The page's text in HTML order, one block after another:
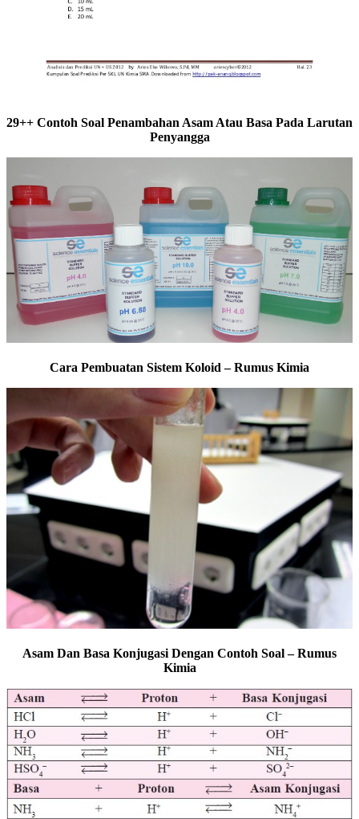
29++ Contoh Soal Penambahan Asam Atau Basa Pada Larutan
Penyangga
Cara Pembuatan Sistem Koloid – Rumus Kimia
Asam Dan Basa Konjugasi Dengan Contoh Soal – Rumus
Kimia